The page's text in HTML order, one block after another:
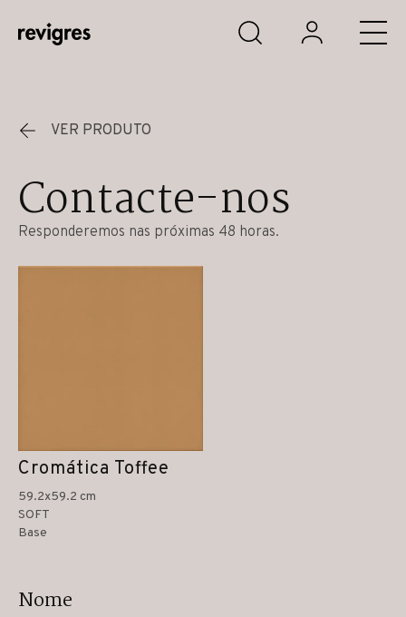
Saltar para o conteúdo principal
VER PRODUTO
Contacte-nos
Responderemos nas próximas 48 horas.
Cromática Toffee
59.2x59.2 cm
SOFT
Base
Nome